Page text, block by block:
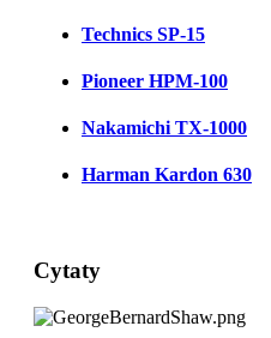
Technics SP-15
Pioneer HPM-100
Nakamichi TX-1000
Harman Kardon 630
Cytaty